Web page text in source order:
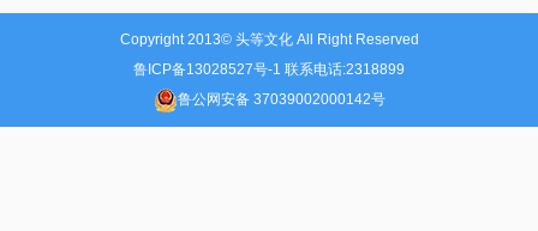
Copyright 2013© 头等文化 All Right Reserved
鲁ICP备13028527号-1 联系电话:2318899
鲁公网安备 37039002000142号